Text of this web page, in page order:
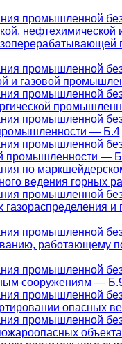
промышленной
нефтехимической
промышленной
и газовой
промышленной
промышленной
— Б.4
промышленной
промышленности —
по
ведения горных
промышленной
газораспределения и
промышленной
работающему
промышленной
сооружениям —
промышленной
опасных
промышленной